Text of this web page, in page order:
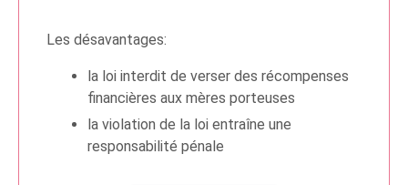
Les désavantages:
la loi interdit de verser des récompenses
financières aux mères porteuses
la violation de la loi entraîne une
responsabilité pénale